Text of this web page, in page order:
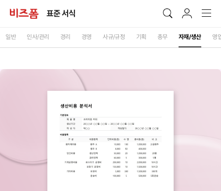
표준 서식
일반 인사/관리 경리 경영 사규/규정 기획 총무 자재/생산 영